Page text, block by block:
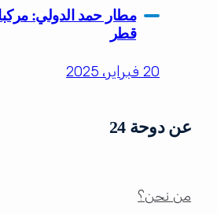
مطار حمد الدولي:
قطر
20 فبراير، 2025
عن دوحة 24
من نحن؟